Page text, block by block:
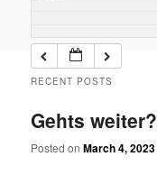
RECENT POSTS
Gehts weiter?
Posted onMarch 4, 2023